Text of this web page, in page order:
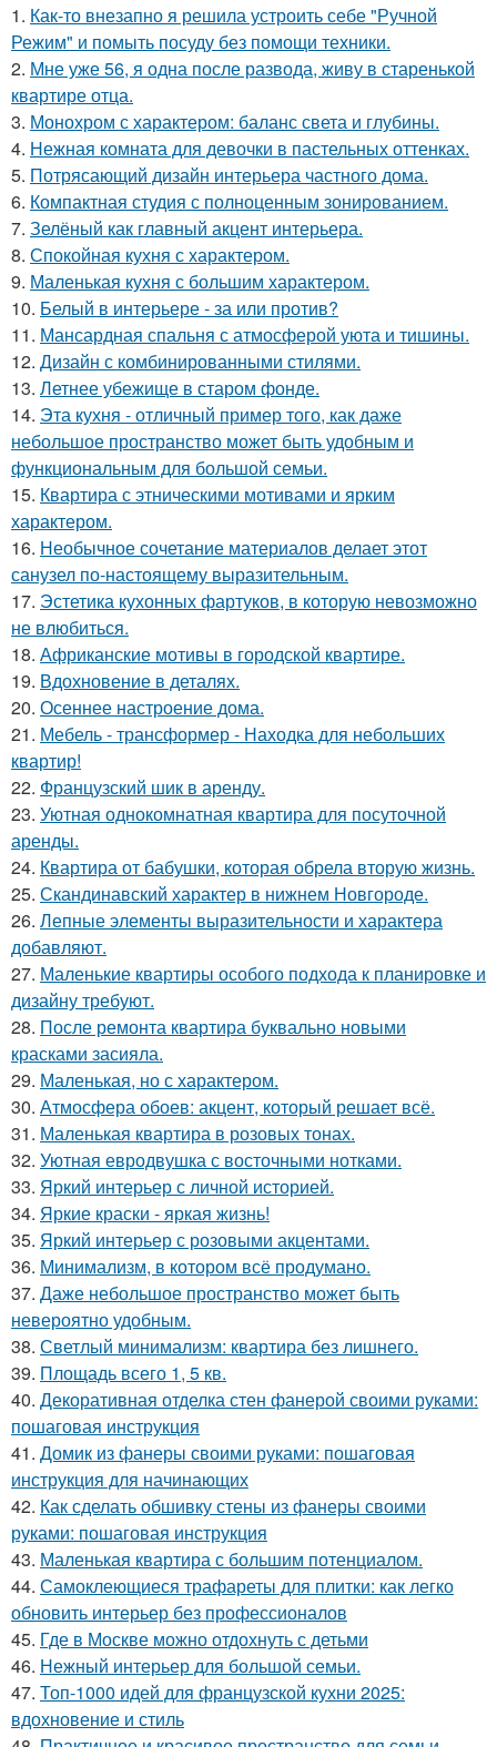
1. Как-то внезапно я решила устроить себе "Ручной
Режим" и помыть посуду без помощи техники.
2. Мне уже 56, я одна после развода, живу в старенькой
квартире отца.
3. Монохром с характером: баланс света и глубины.
4. Нежная комната для девочки в пастельных оттенках.
5. Потрясающий дизайн интерьера частного дома.
6. Компактная студия с полноценным зонированием.
7. Зелёный как главный акцент интерьера.
8. Спокойная кухня с характером.
9. Маленькая кухня с большим характером.
10. Белый в интерьере - за или против?
11. Мансардная спальня с атмосферой уюта и тишины.
12. Дизайн с комбинированными стилями.
13. Летнее убежище в старом фонде.
14. Эта кухня - отличный пример того, как даже
небольшое пространство может быть удобным и
функциональным для большой семьи.
15. Квартира с этническими мотивами и ярким
характером.
16. Необычное сочетание материалов делает этот
санузел по-настоящему выразительным.
17. Эстетика кухонных фартуков, в которую невозможно
не влюбиться.
18. Африканские мотивы в городской квартире.
19. Вдохновение в деталях.
20. Осеннее настроение дома.
21. Мебель - трансформер - Находка для небольших
квартир!
22. Французский шик в аренду.
23. Уютная однокомнатная квартира для посуточной
аренды.
24. Квартира от бабушки, которая обрела вторую жизнь.
25. Скандинавский характер в нижнем Новгороде.
26. Лепные элементы выразительности и характера
добавляют.
27. Маленькие квартиры особого подхода к планировке и
дизайну требуют.
28. После ремонта квартира буквально новыми
красками засияла.
29. Маленькая, но с характером.
30. Атмосфера обоев: акцент, который решает всё.
31. Маленькая квартира в розовых тонах.
32. Уютная евродвушка с восточными нотками.
33. Яркий интерьер с личной историей.
34. Яркие краски - яркая жизнь!
35. Яркий интерьер с розовыми акцентами.
36. Минимализм, в котором всё продумано.
37. Даже небольшое пространство может быть
невероятно удобным.
38. Светлый минимализм: квартира без лишнего.
39. Площадь всего 1, 5 кв.
40. Декоративная отделка стен фанерой своими руками:
пошаговая инструкция
41. Домик из фанеры своими руками: пошаговая
инструкция для начинающих
42. Как сделать обшивку стены из фанеры своими
руками: пошаговая инструкция
43. Маленькая квартира с большим потенциалом.
44. Самоклеющиеся трафареты для плитки: как легко
обновить интерьер без профессионалов
45. Где в Москве можно отдохнуть с детьми
46. Нежный интерьер для большой семьи.
47. Топ-1000 идей для французской кухни 2025:
вдохновение и стиль